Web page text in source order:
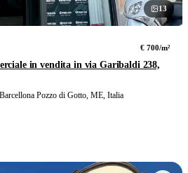
13
foto
€ 700/m²
in vendita in via Garibaldi 238,
Pozzo di Gotto, ME, Italia